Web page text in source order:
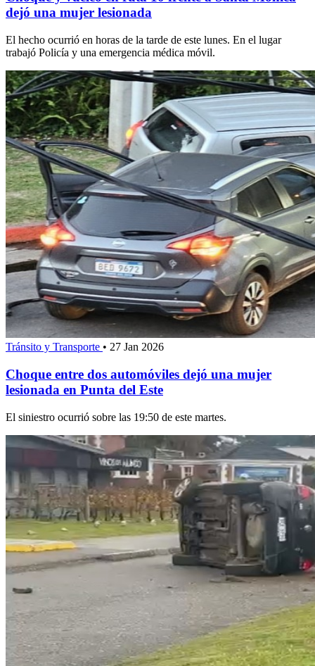
dejó una mujer lesionada
El hecho ocurrió en horas de la tarde de este lunes. En el lugar
trabajó Policía y una emergencia médica móvil.
Tránsito y Transporte • 27 Jan 2026
Choque entre dos automóviles dejó una mujer
lesionada en Punta del Este
El siniestro ocurrió sobre las 19:50 de este martes.